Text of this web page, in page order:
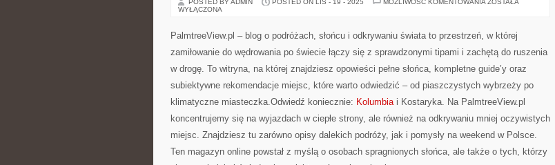
POSTED BY ADMIN POSTED ON LIS - 19 - 2025 MOŻLIWOŚĆ KOMENTOWANIA ZOSTAŁA
WYŁĄCZONA
PalmtreeView.pl – blog o podróżach, słońcu i odkrywaniu świata to przestrzeń, w której
zamiłowanie do wędrowania po świecie łączy się z sprawdzonymi tipami i zachętą do ruszenia
w drogę. To witryna, na której znajdziesz opowieści pełne słońca, kompletne guide’y oraz
subiektywne rekomendacje miejsc, które warto odwiedzić – od piaszczystych wybrzeży po
klimatyczne miasteczka.Odwiedź koniecznie: Kolumbiai Kostaryka. Na PalmtreeView.pl
koncentrujemy się na wyjazdach w ciepłe strony, ale również na odkrywaniu mniej oczywistych
miejsc. Znajdziesz tu zarówno opisy dalekich podróży, jak i pomysły na weekend w Polsce.
Ten magazyn online powstał z myślą o osobach spragnionych słońca, ale także o tych, którzy